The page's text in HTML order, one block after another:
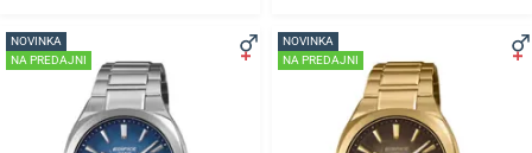
NOVINKA
NA PREDAJNI
NOVINKA
NA PREDAJNI